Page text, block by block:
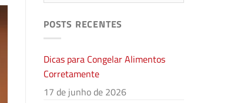
POSTS RECENTES
Dicas para Congelar Alimentos
Corretamente
17 de junho de 2026